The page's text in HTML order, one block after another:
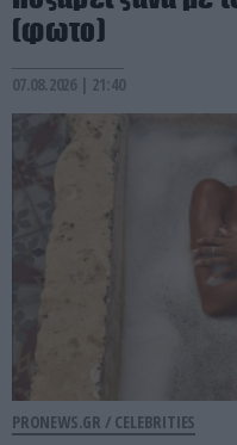
(φωτο)
07.08.2026 | 21:40
PRONEWS.GR / CELEBRITIES